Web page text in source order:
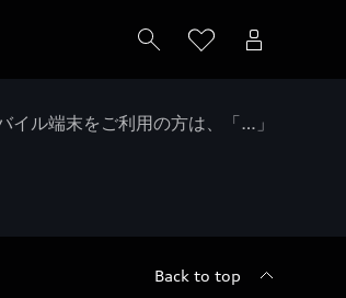
ル端末をご利用の方は、「…」
Back to top